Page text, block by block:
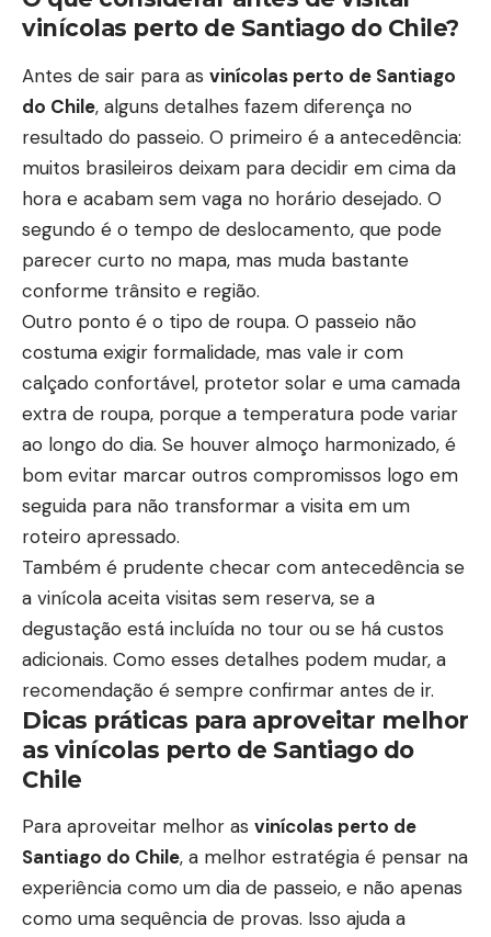
vinícolas perto de Santiago do Chile?
Antes de sair para as vinícolas perto de Santiago
do Chile, alguns detalhes fazem diferença no
resultado do passeio. O primeiro é a antecedência:
muitos brasileiros deixam para decidir em cima da
hora e acabam sem vaga no horário desejado. O
segundo é o tempo de deslocamento, que pode
parecer curto no mapa, mas muda bastante
conforme trânsito e região.
Outro ponto é o tipo de roupa. O passeio não
costuma exigir formalidade, mas vale ir com
calçado confortável, protetor solar e uma camada
extra de roupa, porque a temperatura pode variar
ao longo do dia. Se houver almoço harmonizado, é
bom evitar marcar outros compromissos logo em
seguida para não transformar a visita em um
roteiro apressado.
Também é prudente checar com antecedência se
a vinícola aceita visitas sem reserva, se a
degustação está incluída no tour ou se há custos
adicionais. Como esses detalhes podem mudar, a
recomendação é sempre confirmar antes de ir.
Dicas práticas para aproveitar melhor
as vinícolas perto de Santiago do
Chile
Para aproveitar melhor as vinícolas perto de
Santiago do Chile, a melhor estratégia é pensar na
experiência como um dia de passeio, e não apenas
como uma sequência de provas. Isso ajuda a